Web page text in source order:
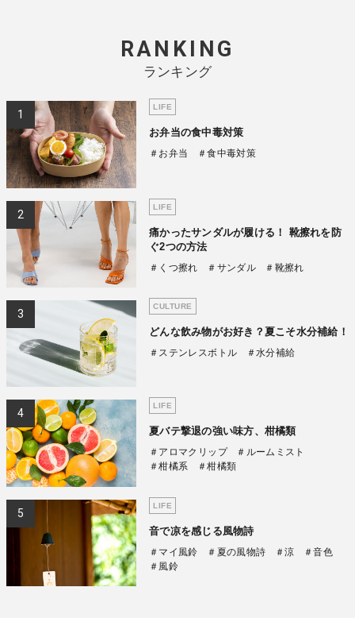
RANKING
ランキング
LIFE
お弁当の食中毒対策
＃お弁当 ＃食中毒対策
LIFE
痛かったサンダルが履ける！ 靴擦れを防
ぐ2つの方法
＃くつ擦れ ＃サンダル ＃靴擦れ
CULTURE
どんな飲み物がお好き？夏こそ水分補給！
＃ステンレスボトル ＃水分補給
LIFE
夏バテ撃退の強い味方、柑橘類
＃アロマクリップ
＃ルームミスト
＃柑橘系
＃柑橘類
LIFE
音で凉を感じる風物詩
＃マイ風鈴 ＃夏の風物詩 ＃涼
＃音色
＃風鈴